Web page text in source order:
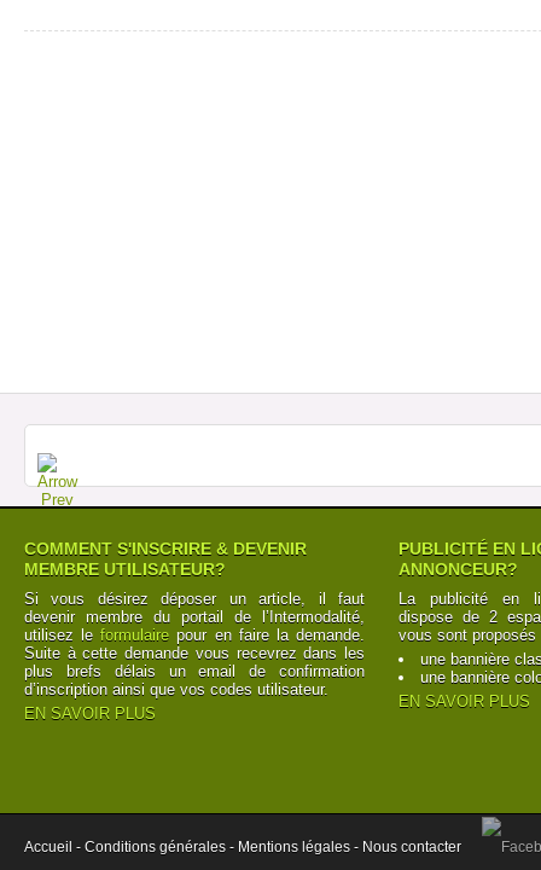
COMMENT S'INSCRIRE & DEVENIR
MEMBRE UTILISATEUR?
Si vous désirez déposer un article, il faut
devenir membre du portail de l’Intermodalité,
utilisez leformulaire pour en faire la demande.
Suite à cette demande vous recevrez dans les
plus brefs délais un email de confirmation
d’inscription ainsi que vos codes utilisateur.
EN SAVOIR PLUS
PUBLICITÉ EN
ANNONCEUR?
La publicité en
dispose de 2
vous sont proposés
une bannière
une bannière
EN SAVOIR PLUS
Accueil - Conditions générales - Mentions légales - Nous contacter